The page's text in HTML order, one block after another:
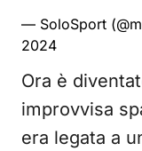
— SoloSport
2024
Ora è
improvvisa
era legata a